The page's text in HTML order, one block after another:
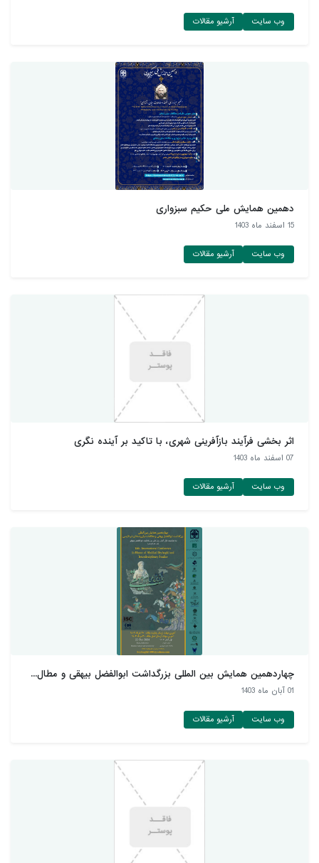
وب سایت آرشیو مقالات
دهمین همایش ملی حکیم سبزواری
15 اسفند ماه 1403
وب سایت آرشیو مقالات
اثر بخشی فرآیند بازآفرینی شهری، با تاکید بر آینده نگری
07 اسفند ماه 1403
وب سایت آرشیو مقالات
چهاردهمین همایش بین المللی بزرگداشت ابوالفضل بیهقی و مطال...
01 آبان ماه 1403
وب سایت آرشیو مقالات